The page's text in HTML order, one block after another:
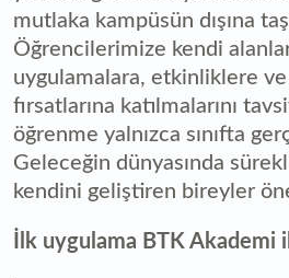
mutlaka kampüsün dışına
Öğrencilerimize kendi
uygulamalara, etkinliklere
fırsatlarına katılmalarını
öğrenme yalnızca sınıfta
Geleceğin dünyasında
kendini geliştiren bireyler
İlk uygulama BTK Akademi